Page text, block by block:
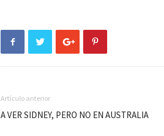
Artículo anterior
A VER SIDNEY, PERO NO EN AUSTRALIA